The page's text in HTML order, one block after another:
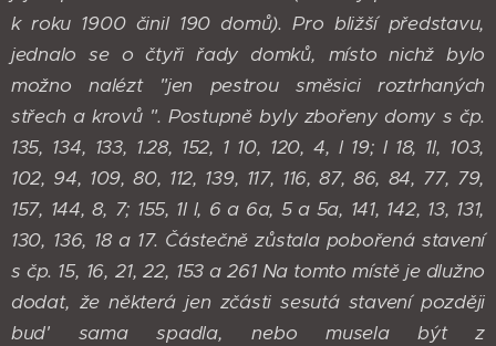
k roku 1900 činil 190 domů). Pro bližší představu,
jednalo se o čtyři řady domků, místo nichž bylo
možno nalézt "jen pestrou směsici roztrhaných
střech a krovů ". Postupně byly zbořeny domy s čp.
135, 134, 133, 1.28, 152, 1 10, 120, 4, l 19; I 18, 1l, 103,
102, 94, 109, 80, 112, 139, 117, 116, 87, 86, 84, 77, 79,
157, 144, 8, 7; 155, 1I l, 6 a 6a, 5 a 5a, 141, 142, 13, 131,
130, 136, 18 a 17. Částečně zůstala pobořená stavení
s čp. 15, 16, 21, 22, 153 a 261 Na tomto místě je dlužno
dodat, že některá jen zčásti sesutá stavení později
bud' sama spadla, nebo musela být z